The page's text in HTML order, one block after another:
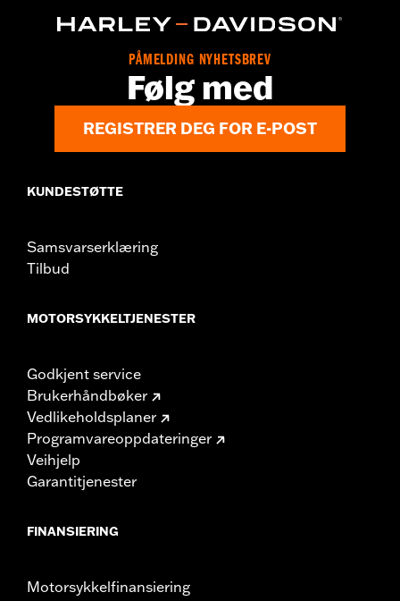
d.com/warrantyfor full details
PÅMELDING NYHETSBREV
Følg med
REGISTRER DEG FOR E-POST
KUNDESTØTTE
Samsvarserklæring
Tilbud
MOTORSYKKELTJENESTER
Godkjent service
Brukerhåndbøker
Vedlikeholdsplaner
Programvareoppdateringer
Veihjelp
Garantitjenester
FINANSIERING
Motorsykkelfinansiering